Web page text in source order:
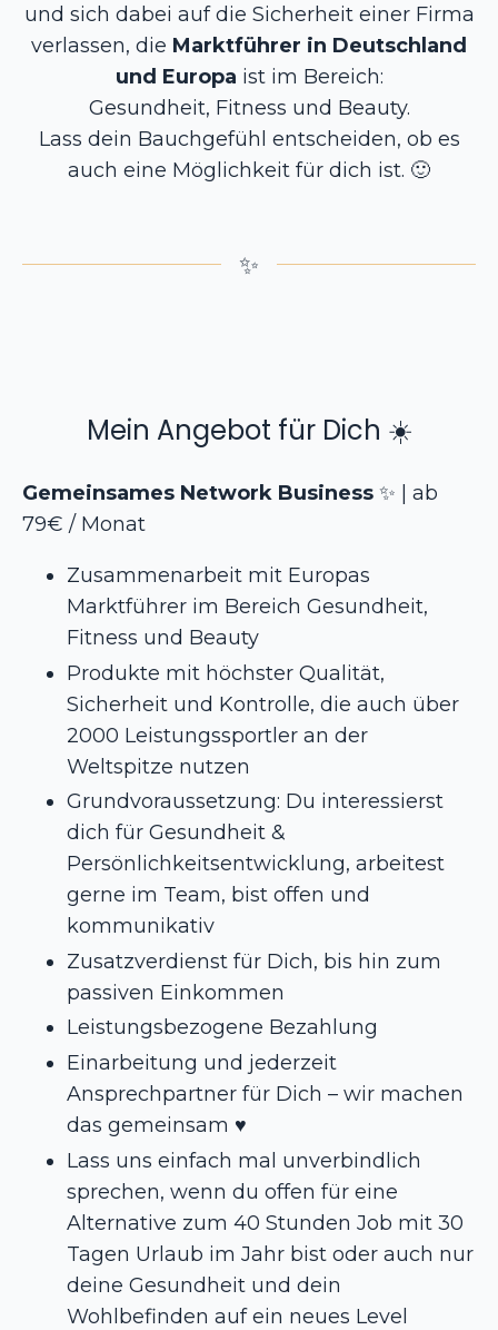
und sich dabei auf die Sicherheit einer Firma
verlassen, die Marktführer in Deutschland
und Europa ist im Bereich:
Gesundheit, Fitness und Beauty.
Lass dein Bauchgefühl entscheiden, ob es
auch eine Möglichkeit für dich ist. 🙂
✨
Mein Angebot für Dich ☀️
Gemeinsames Network Business ✨ | ab
79€ / Monat
Zusammenarbeit mit Europas
Marktführer im Bereich Gesundheit,
Fitness und Beauty
Produkte mit höchster Qualität,
Sicherheit und Kontrolle, die auch über
2000 Leistungssportler an der
Weltspitze nutzen
Grundvoraussetzung: Du interessierst
dich für Gesundheit &
Persönlichkeitsentwicklung, arbeitest
gerne im Team, bist offen und
kommunikativ
Zusatzverdienst für Dich, bis hin zum
passiven Einkommen
Leistungsbezogene Bezahlung
Einarbeitung und jederzeit
Ansprechpartner für Dich – wir machen
das gemeinsam ♥️
Lass uns einfach mal unverbindlich
sprechen, wenn du offen für eine
Alternative zum 40 Stunden Job mit 30
Tagen Urlaub im Jahr bist oder auch nur
deine Gesundheit und dein
Wohlbefinden auf ein neues Level